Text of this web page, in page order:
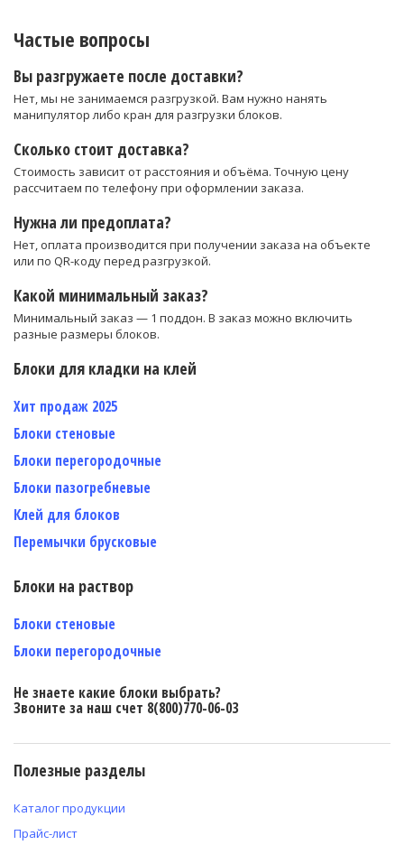
Частые вопросы
Вы разгружаете после доставки?
Нет, мы не занимаемся разгрузкой. Вам нужно нанять
манипулятор либо кран для разгрузки блоков.
Сколько стоит доставка?
Стоимость зависит от расстояния и объёма. Точную цену
рассчитаем по телефону при оформлении заказа.
Нужна ли предоплата?
Нет, оплата производится при получении заказа на объекте
или по QR-коду перед разгрузкой.
Какой минимальный заказ?
Минимальный заказ — 1 поддон. В заказ можно включить
разные размеры блоков.
Блоки для кладки на клей
Хит продаж 2025
Блоки стеновые
Блоки перегородочные
Блоки пазогребневые
Клей для блоков
Перемычки брусковые
Блоки на раствор
Блоки стеновые
Блоки перегородочные
Не знаете какие блоки выбрать?
Звоните за наш счет 8(800)770-06-03
Полезные разделы
Каталог продукции
Прайс-лист